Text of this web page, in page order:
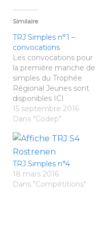
Similaire
TRJ Simples n°1 –
convocations
Les convocations pour
la première manche de
simples du Trophée
Régional Jeunes sont
disponibles ICI
15 septembre 2016
Dans "Codep"
TRJ Simples n°4
18 mars 2016
Dans "Compétitions"